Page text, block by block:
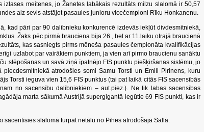
meitenes, jo Žanetes labākais rezultāts milzu slalomā ir 50,57
aiz sevis atstājot pasaules junioru vicečempioni Rīku Honkanenu.
kad pāri par 90 dalībnieku konkurencē izdevās iekļūt divdesmitniekā,
Žaks pēc pirmā brauciena bija 26., bet ar 11.laiku otrajā braucienā
kas sasniegts pirms mēneša pasaules čempionāta kvalifikācijas
uzlabot par vairākiem punktiem, ja vien arī pirmo braucienu sanāktu
slēpošanas un savā ziņā īpatnējo FIS punktu piešķiršanas sistēmu, jo
atrodošies somi Samu Torsti un Emili Pirinens, kuru
Torsti ieguva vien 15,6 FIS punktus (tai pat laikā citās FIS sacensībās
no sacensību dalībniekiem – aut.piez.). Ne tik labas sacensības
marta sākumā Austrijā supergigantā iegūtie 69 FIS punkti, kas ir
slalomā turpat netālu no Pihes atrodošajā Sallā.